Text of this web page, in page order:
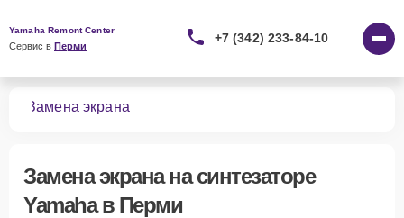
Yamaha Remont Center
Сервис в Перми
+7 (342) 233-84-10
Замена экрана
Замена экранана синтезаторе
Yamaha в Перми